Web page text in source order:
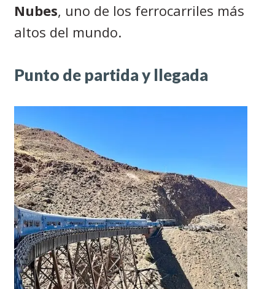
Nubes, uno de los ferrocarriles más
altos del mundo.
Punto de partida y llegada